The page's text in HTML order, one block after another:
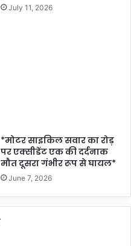
July 11, 2026
*मोटर साइकिल सवार का रोड़
पर एक्सीडेंट एक की दर्दनाक
मौत दूसरा गंभीर रूप से घायल*
June 7, 2026